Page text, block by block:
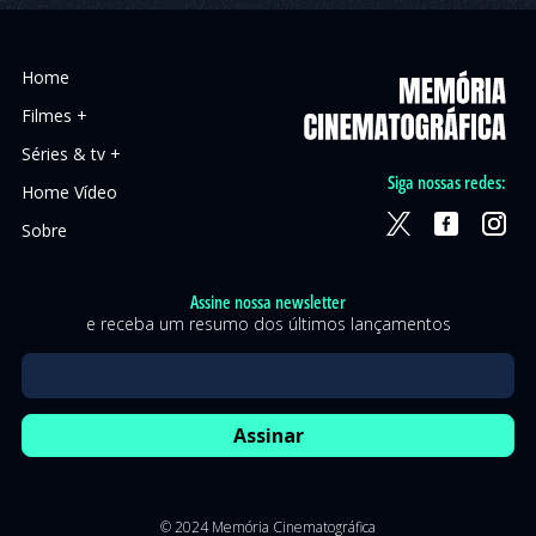
Home
Filmes +
Séries & tv +
Home Vídeo
Sobre
Assine nossa newsletter
e receba um resumo dos últimos lançamentos
Siga nossas redes:
© 2024 Memória Cinematográfica